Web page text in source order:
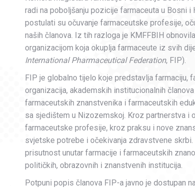
radi na poboljšanju pozicije farmaceuta u Bosni
postulati su očuvanje farmaceutske profesije,
naših članova. Iz tih razloga je KMFFBIH
organizacijom koja okuplja farmaceute iz svih
International Pharmaceutical Federation, FIP).
FIP je globalno tijelo koje predstavlja farmaciju,
organizacija, akademskih institucionalnih
farmaceutskih znanstvenika i farmaceutskih
sa sjedištem u Nizozemskoj. Kroz partnerstva i
farmaceutske profesije, kroz praksu i nove
svjetske potrebe i očekivanja zdravstvene
prisutnost unutar farmacije i farmaceutskih
političkih, obrazovnih i znanstvenih institucija.
Potpuni popis članova FIP-a javno je dostupan